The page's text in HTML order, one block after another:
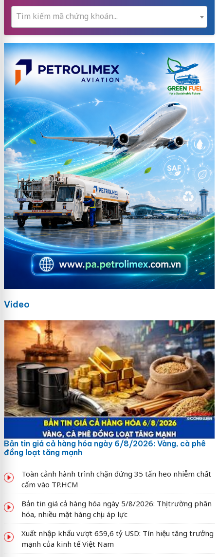
Tìm kiếm mã chứng khoán...
Video
Bản tin giá cả hàng hóa ngày 6/8/2026: Vàng, cà phê
đồng loạt tăng mạnh
Toàn cảnh hành trình chặn đứng 35 tấn heo nhiễm chất
cấm vào TP.HCM
Bản tin giá cả hàng hóa ngày 5/8/2026: Thị trường phân
hóa, nhiều mặt hàng chịu áp lực
Xuất nhập khẩu vượt 659,6 tỷ USD: Tín hiệu tăng trưởng
mạnh của kinh tế Việt Nam